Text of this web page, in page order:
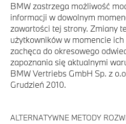
BMW zastrzega możliwość
informacji w dowolnym
zawartości tej strony. Zmiany
użytkowników w momencie
zachęca do okresowego
zapoznania się aktualnymi
BMW Vertriebs GmbH Sp. z
Grudzień 2010.
ALTERNATYWNE METODY